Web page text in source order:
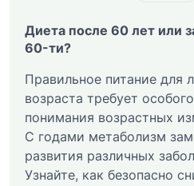
Диета после 60 лет или
60-ти?
Правильное питание для
возраста требует
понимания возрастных
С годами метаболизм
развития различных
Узнайте, как безопасно